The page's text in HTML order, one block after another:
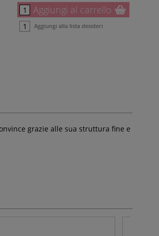
Aggiungi al carrello
Aggiungi alla lista desideri
grazie alle sua struttura fine e